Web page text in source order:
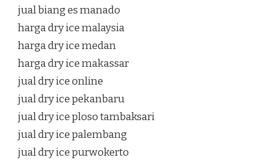
jual biang es manado
harga dry ice malaysia
harga dry ice medan
harga dry ice makassar
jual dry ice online
jual dry ice pekanbaru
jual dry ice ploso tambaksari
jual dry ice palembang
jual dry ice purwokerto